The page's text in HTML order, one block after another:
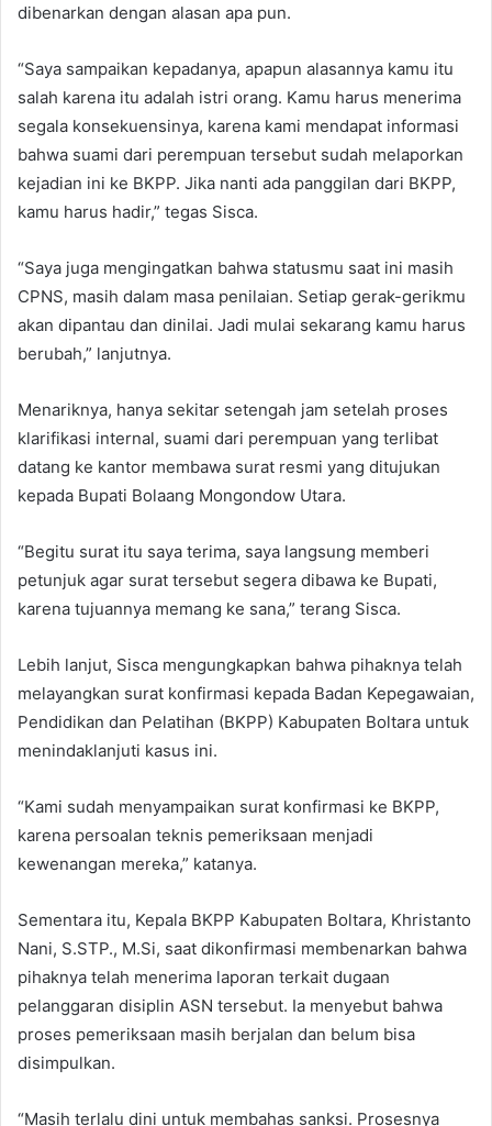
dibenarkan dengan alasan apa pun.
“Saya sampaikan kepadanya, apapun alasannya kamu itu
salah karena itu adalah istri orang. Kamu harus menerima
segala konsekuensinya, karena kami mendapat informasi
bahwa suami dari perempuan tersebut sudah melaporkan
kejadian ini ke BKPP. Jika nanti ada panggilan dari BKPP,
kamu harus hadir,” tegas Sisca.
“Saya juga mengingatkan bahwa statusmu saat ini masih
CPNS, masih dalam masa penilaian. Setiap gerak-gerikmu
akan dipantau dan dinilai. Jadi mulai sekarang kamu harus
berubah,” lanjutnya.
Menariknya, hanya sekitar setengah jam setelah proses
klarifikasi internal, suami dari perempuan yang terlibat
datang ke kantor membawa surat resmi yang ditujukan
kepada Bupati Bolaang Mongondow Utara.
“Begitu surat itu saya terima, saya langsung memberi
petunjuk agar surat tersebut segera dibawa ke Bupati,
karena tujuannya memang ke sana,” terang Sisca.
Lebih lanjut, Sisca mengungkapkan bahwa pihaknya telah
melayangkan surat konfirmasi kepada Badan Kepegawaian,
Pendidikan dan Pelatihan (BKPP) Kabupaten Boltara untuk
menindaklanjuti kasus ini.
“Kami sudah menyampaikan surat konfirmasi ke BKPP,
karena persoalan teknis pemeriksaan menjadi
kewenangan mereka,” katanya.
Sementara itu, Kepala BKPP Kabupaten Boltara, Khristanto
Nani, S.STP., M.Si, saat dikonfirmasi membenarkan bahwa
pihaknya telah menerima laporan terkait dugaan
pelanggaran disiplin ASN tersebut. Ia menyebut bahwa
proses pemeriksaan masih berjalan dan belum bisa
disimpulkan.
“Masih terlalu dini untuk membahas sanksi. Prosesnya